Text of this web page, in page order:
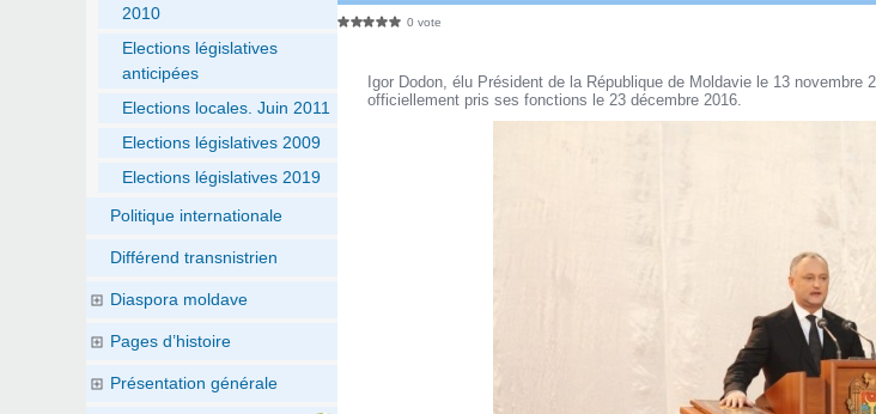
0 vote
Igor Dodon, élu Président de la République de Moldavie le 13
officiellement pris ses fonctions le 23 décembre 2016.
2010
Elections législatives
anticipées
Elections locales. Juin 2011
Elections législatives 2009
Elections législatives 2019
Politique internationale
Différend transnistrien
Diaspora moldave
Pages d’histoire
Présentation générale